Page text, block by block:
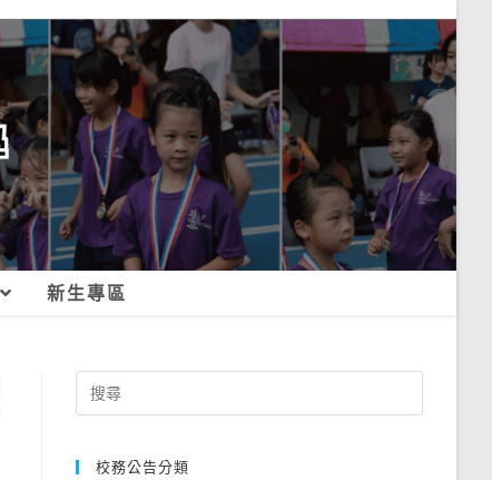
新生專區
Search
for:
校務公告分類